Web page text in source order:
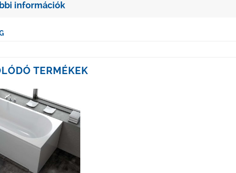
információk
TERMÉKEK